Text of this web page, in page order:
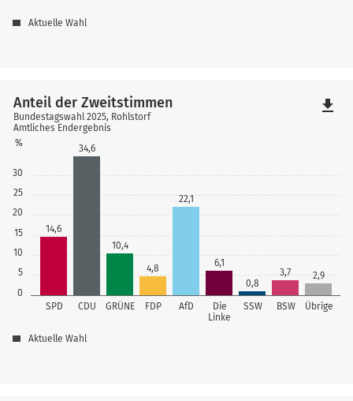
Aktuelle Wahl
0
5
10
15
20
25
30
%
SPD CDU GRÜNE FDP AfD
Die
Linke
SSW BSW Übrige
14,6
34,6
10,4
4,8
22,1
6,1
0,8
3,7 2,9
Anteil der Zweitstimmen
Bundestagswahl 2025, Rohlstorf
Amtliches Endergebnis
Aktuelle Wahl
file_download